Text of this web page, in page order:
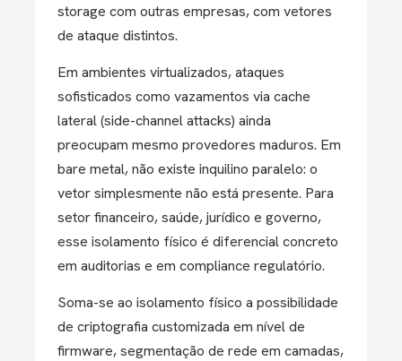
storage com outras empresas, com vetores
de ataque distintos.
Em ambientes virtualizados, ataques
sofisticados como vazamentos via cache
lateral (side-channel attacks) ainda
preocupam mesmo provedores maduros. Em
bare metal, não existe inquilino paralelo: o
vetor simplesmente não está presente. Para
setor financeiro, saúde, jurídico e governo,
esse isolamento físico é diferencial concreto
em auditorias e em compliance regulatório.
Soma-se ao isolamento físico a possibilidade
de criptografia customizada em nível de
firmware, segmentação de rede em camadas,